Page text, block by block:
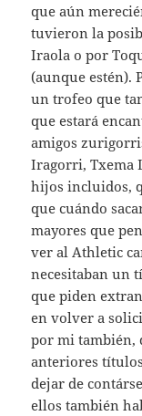
que aún
tuvieron la
Iraola o por
(aunque estén).
un trofeo que
que estará
amigos
Iragorri, Txema
hijos incluidos,
que cuándo
mayores que
ver al Athletic
necesitaban un
que piden
en volver a
por mi también,
anteriores
dejar de
ellos también